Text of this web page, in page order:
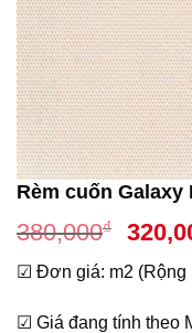
Rèm cuốn Galaxy
380,000₫
Giá
gốc
là:
☑ Đơn giá: m2 (Rộng
☑ Giá đang tính theo